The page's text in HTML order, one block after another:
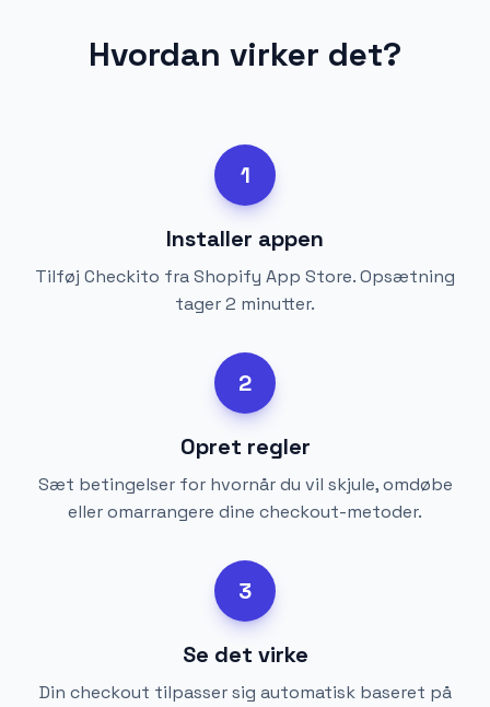
Hvordan virker det?
1
Installer appen
Tilføj Checkito fra Shopify App Store. Opsætning
tager 2 minutter.
2
Opret regler
Sæt betingelser for hvornår du vil skjule, omdøbe
eller omarrangere dine checkout-metoder.
3
Se det virke
Din checkout tilpasser sig automatisk baseret på